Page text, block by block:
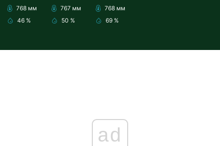
768 мм
46 %
767 мм
50 %
768 мм
69 %
ad